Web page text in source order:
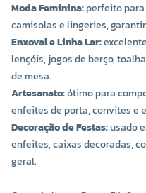
Moda Feminina:perfeito
camisolas e lingeries,
Enxoval e Linha Lar:
lençóis, jogos de berço,
de mesa.
Artesanato:ótimo para
enfeites de porta, convites e
Decoração de Festas:usado
enfeites, caixas decoradas,
geral.